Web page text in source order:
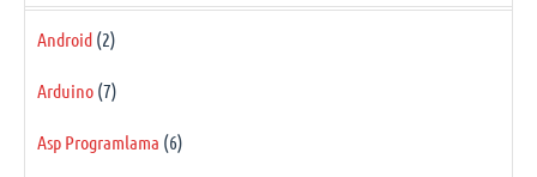
Android (2)
Arduino (7)
Asp Programlama (6)